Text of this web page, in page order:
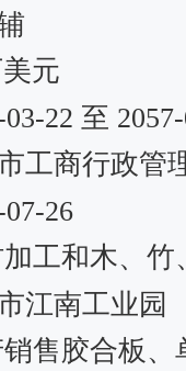
元
22 至
工商行政管
26
工和木、
江南工业园
售胶合板